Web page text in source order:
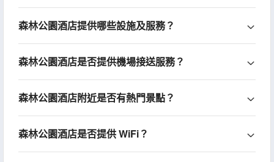
森林公園酒店提供哪些設施及服務？
森林公園酒店是否提供機場接送服務？
森林公園酒店附近是否有熱門景點？
森林公園酒店是否提供 WiFi？